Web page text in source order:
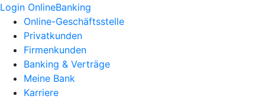
Login OnlineBanking
Online-Geschäftsstelle
Privatkunden
Firmenkunden
Banking & Verträge
Meine Bank
Karriere